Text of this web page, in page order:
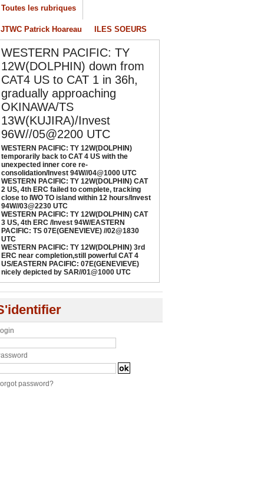
04/2026 -PATRICK HOAREAU
PACIFIC: TY 12W(DOLPHIN) CAT 3
4th ERC /Invest 94W/EASTERN PACIFIC:
07E(GENEVIEVE) //02@1830 UTC
02/2026 -PATRICK HOAREAU
PACIFIC: TY 12W(DOLPHIN) 3rd
near completion,still powerful CAT 4
EASTERN PACIFIC: 07E(GENEVIEVE) nicely
by SAR//01@1000 UTC
01/2026 - PATRICK HOAREAU
Toutes les rubriques
JTWC Patrick Hoareau ILES SOEURS
WESTERN PACIFIC: TY
12W(DOLPHIN) down from
CAT4 US to CAT 1 in 36h,
gradually approaching
OKINAWA/TS
13W(KUJIRA)/Invest
96W//05@2200 UTC
WESTERN PACIFIC: TY 12W(DOLPHIN)
temporarily back to CAT 4 US with the
unexpected inner core re-
consolidation/Invest 94W//04@1000 UTC
WESTERN PACIFIC: TY 12W(DOLPHIN) CAT
2 US, 4th ERC failed to complete, tracking
close to IWO TO island within 12 hours/Invest
94W//03@2230 UTC
WESTERN PACIFIC: TY 12W(DOLPHIN) CAT
3 US, 4th ERC /Invest 94W/EASTERN
PACIFIC: TS 07E(GENEVIEVE) //02@1830
UTC
WESTERN PACIFIC: TY 12W(DOLPHIN) 3rd
ERC near completion,still powerful CAT 4
US/EASTERN PACIFIC: 07E(GENEVIEVE)
nicely depicted by SAR//01@1000 UTC
password?